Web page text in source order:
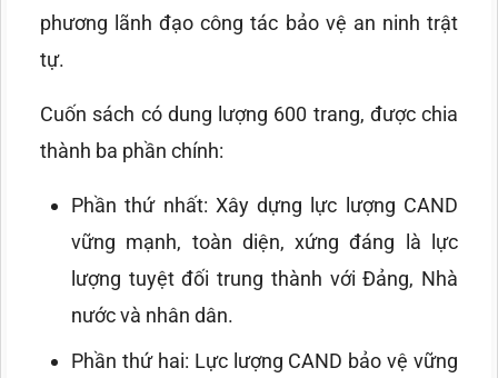
phương lãnh đạo công tác bảo vệ an ninh trật
tự.
Cuốn sách có dung lượng 600 trang, được chia
thành ba phần chính:
Phần thứ nhất: Xây dựng lực lượng CAND
vững mạnh, toàn diện, xứng đáng là lực
lượng tuyệt đối trung thành với Đảng, Nhà
nước và nhân dân.
Phần thứ hai: Lực lượng CAND bảo vệ vững